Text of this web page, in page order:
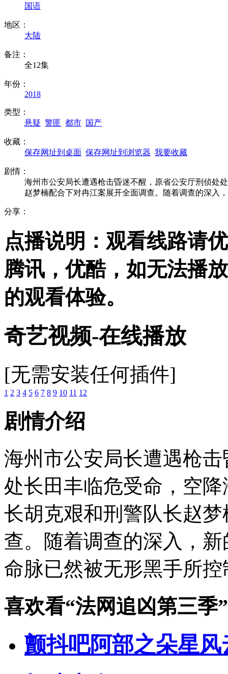
国语
地区：
大陆
备注：
全12集
年份：
2018
类型：
悬疑 警匪 都市 国产
收藏：
保存网址到桌面 保存网址到浏览器 我要收藏
剧情：
海州市公安局长遭遇枪击昏迷不醒，原省公安厅刑侦处
赵梦楠配合下对冉江案展开全面调查。随着调查的深
分享：
点播说明 ：观看线路请
腾讯，优酷， 如无法播
的观看体验。
奇艺视频-在线播放
[无需安装任何插件]
1 2 3 4 5 6 7 8 9 10 11 12
剧情介绍
海州市公安局长遭遇枪
处长田丰临危受命，空
长胡克艰和刑警队长赵
查。随着调查的深入，
命脉已然被无形黑手所
喜欢看“法网追凶第三季”
颤抖吧阿部之朵星风